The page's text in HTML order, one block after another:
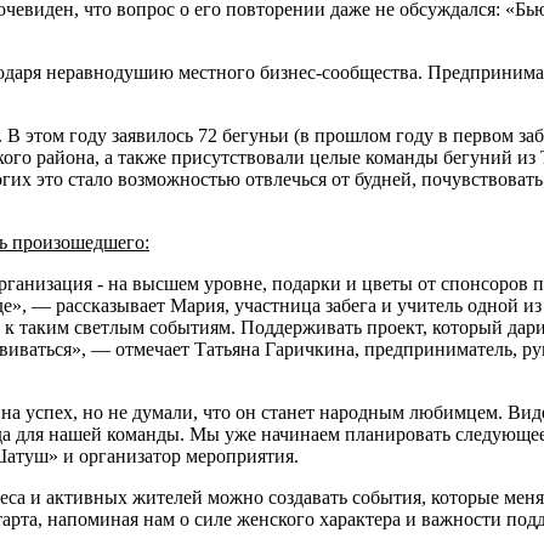
что вопрос о его повторении даже не обсуждался:
неравнодушию местного бизнес-сообщества.
году заявилось 72 бегуньи (в прошлом году в первом
района, а также присутствовали целые команды бегуний
это стало возможностью отвлечься от будней,
произошедшего:
- на высшем уровне, подарки и цветы от спонсоров
— рассказывает Мария, участница забега и учитель одной
таким светлым событиям. Поддерживать проект, который
— отмечает Татьяна Гаричкина, предприниматель,
успех, но не думали, что он станет народным любимцем.
для нашей команды. Мы уже начинаем планировать
и организатор мероприятия.
и активных жителей можно создавать события, которые
напоминая нам о силе женского характера и важности